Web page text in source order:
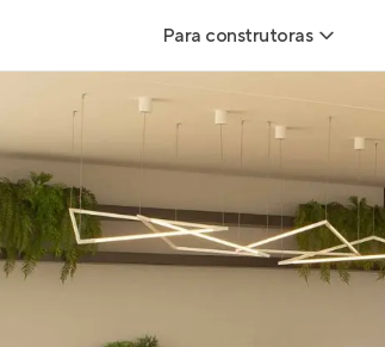
Para construtoras
Geração de Leads
Geração de Visitas
Geração de Vendas